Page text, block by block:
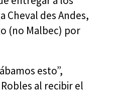
Cheval des Andes,
(no Malbec) por
esto”,
al recibir el